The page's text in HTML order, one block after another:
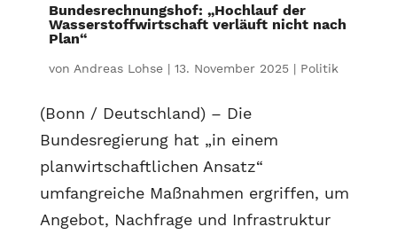
Bundesrechnungshof: „Hochlauf der
Wasserstoffwirtschaft verläuft nicht nach
Plan“
von Andreas Lohse| 13. November 2025| Politik
(Bonn / Deutschland) – Die
Bundesregierung hat „in einem
planwirtschaftlichen Ansatz“
umfangreiche Maßnahmen ergriffen, um
Angebot, Nachfrage und Infrastruktur